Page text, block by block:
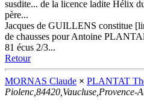
susdite... de la licence ladite Hélix
père...
Jacques de GUILLENS constitue
de chausses pour Antoine
81 écus 2/3...
Retour
MORNAS Claude × PLANTAT
Piolenc,84420,Vaucluse,Provence-